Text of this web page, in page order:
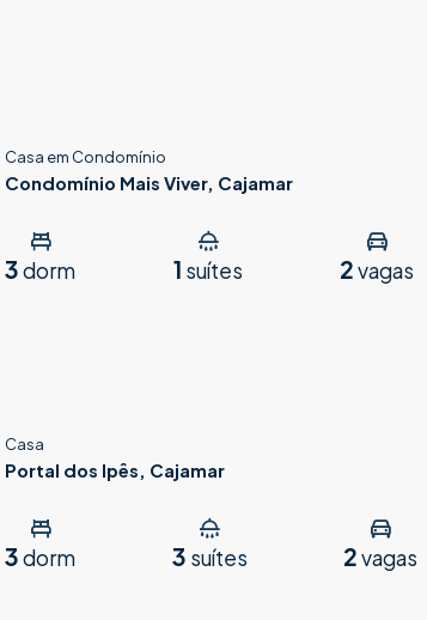
Casa em Condomínio
Condomínio Mais Viver, Cajamar
3 dorm 1 suítes 2vagas
Casa
Portal dos Ipês, Cajamar
3 dorm 3 suítes 2 vagas